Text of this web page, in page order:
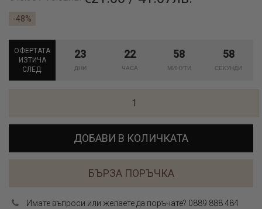
-48%
ОФЕРТАТА
ИЗТИЧА
СЛЕД:
23 22 58 58
ДОБАВИ В КОЛИЧКАТА
БЪРЗА ПОРЪЧКА
Имате въпроси или желаете да поръчате? 0889 888 484